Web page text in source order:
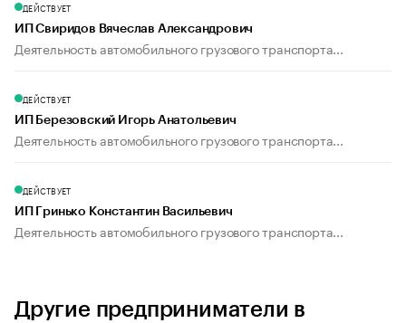
ДЕЙСТВУЕТ
ИП Свиридов Вячеслав Александрович
Деятельность автомобильного грузового транспорта...
ДЕЙСТВУЕТ
ИП Березовский Игорь Анатольевич
Деятельность автомобильного грузового транспорта...
ДЕЙСТВУЕТ
ИП Гринько Константин Васильевич
Деятельность автомобильного грузового транспорта...
Другие предприниматели в